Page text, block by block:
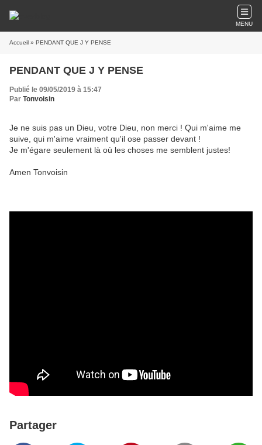
MENU
Accueil » PENDANT QUE J Y PENSE
PENDANT QUE J Y PENSE
Publié le 09/05/2019 à 15:47
Par Tonvoisin
Je ne suis pas un Dieu, votre Dieu, non merci ! Qui m'aime me
suive, qui m'aime vraiment qu'il ose passer devant !
Je m'égare seulement là où les choses me semblent justes!
Amen Tonvoisin
Partager